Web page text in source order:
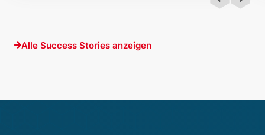
Alle Success Stories anzeigen